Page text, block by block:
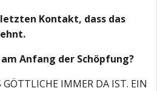
Kontakt, dass das
Anfang der Schöpfung?
GÖTTLICHE IMMER DA IST. EIN